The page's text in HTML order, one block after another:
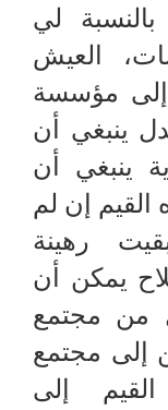
بالنسبة لي
العيش
إلى مؤسسة
ينبغي أن
ينبغي أن
إن لم
رهينة
يمكن أن
من مجتمع
إلى مجتمع
إلى